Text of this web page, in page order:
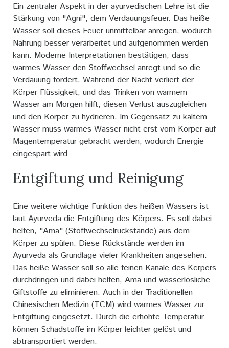
Ein zentraler Aspekt in der ayurvedischen Lehre ist die
Stärkung von "Agni", dem Verdauungsfeuer. Das heiße
Wasser soll dieses Feuer unmittelbar anregen, wodurch
Nahrung besser verarbeitet und aufgenommen werden
kann. Moderne Interpretationen bestätigen, dass
warmes Wasser den Stoffwechsel anregt und so die
Verdauung fördert. Während der Nacht verliert der
Körper Flüssigkeit, und das Trinken von warmem
Wasser am Morgen hilft, diesen Verlust auszugleichen
und den Körper zu hydrieren. Im Gegensatz zu kaltem
Wasser muss warmes Wasser nicht erst vom Körper auf
Magentemperatur gebracht werden, wodurch Energie
eingespart wird
Entgiftung und Reinigung
Eine weitere wichtige Funktion des heißen Wassers ist
laut Ayurveda die Entgiftung des Körpers. Es soll dabei
helfen, "Ama" (Stoffwechselrückstände) aus dem
Körper zu spülen. Diese Rückstände werden im
Ayurveda als Grundlage vieler Krankheiten angesehen.
Das heiße Wasser soll so alle feinen Kanäle des Körpers
durchdringen und dabei helfen, Ama und wasserlösliche
Giftstoffe zu eliminieren. Auch in der Traditionellen
Chinesischen Medizin (TCM) wird warmes Wasser zur
Entgiftung eingesetzt. Durch die erhöhte Temperatur
können Schadstoffe im Körper leichter gelöst und
abtransportiert werden.